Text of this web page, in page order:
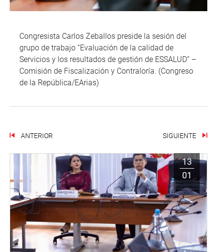
Congresista Carlos Zeballos preside la sesión del
grupo de trabajo “Evaluación de la calidad de
Servicios y los resultados de gestión de ESSALUD” –
Comisión de Fiscalización y Contraloría. (Congreso
de la República/EArias)
ANTERIOR SIGUIENTE
13
01